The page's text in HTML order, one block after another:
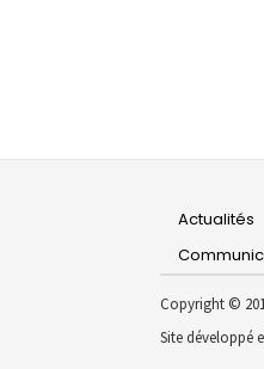
Main
Actualités
Copyright ©
Site développé